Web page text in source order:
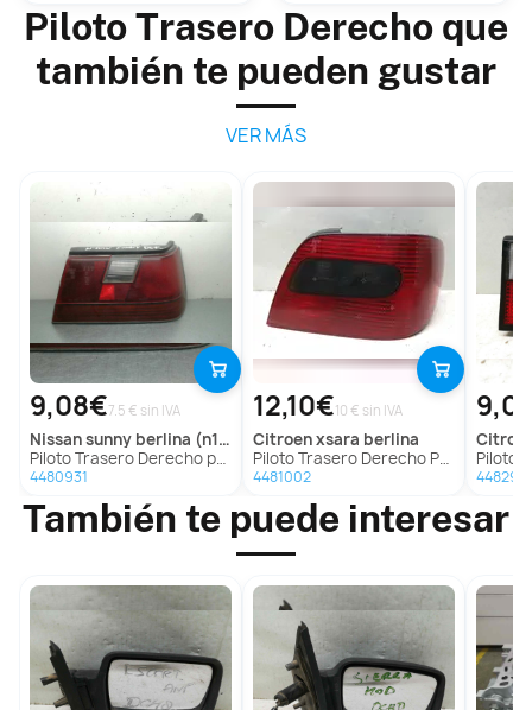
Piloto Trasero Derecho que
también te pueden gustar
VER MÁS
9,08€7.5 € sin IVA
nissansunny berlina (n13)
Piloto Trasero Derecho para Nissan Sunny Berlina (N13)
4480931
12,10€10 € sin IVA
citroenxsara berlina
Piloto Trasero Derecho Para Citroen Xsara Berlina
4481002
Piloto
También te puede interesar